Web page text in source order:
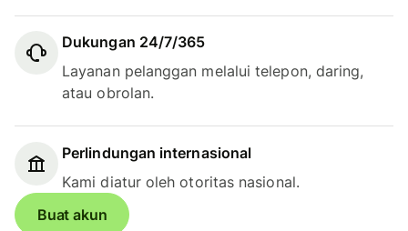
Dukungan 24/7/365
Layanan pelanggan melalui telepon, daring,
atau obrolan.
Perlindungan internasional
Kami diatur oleh otoritas nasional.
Buat akun